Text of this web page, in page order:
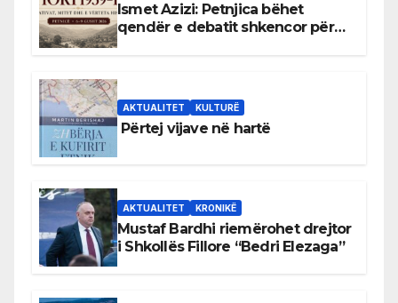
Ismet Azizi: Petnjica bëhet
qendër e debatit shkencor për
AKTUALITET KULTURË
Përtej vijave në hartë
AKTUALITET KRONIKË
Mustaf Bardhi riemërohet drejtor
i Shkollës Fillore “Bedri Elezaga”